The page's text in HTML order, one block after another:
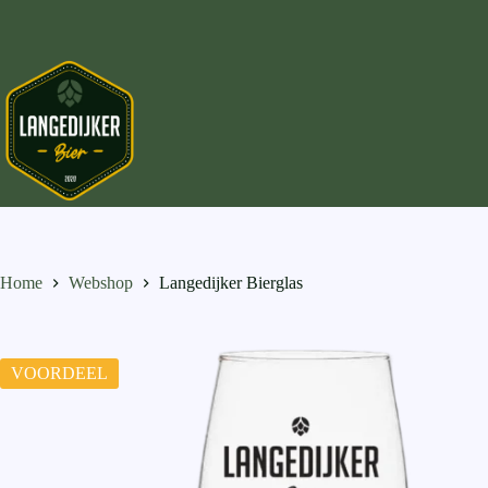
inhoud
Home Webshop Langedijker Bierglas
VOORDEEL